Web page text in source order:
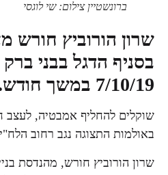
ברונשטיין צילום: שי לוגסי
שרון הורוביץ חורש
7/10/19 במשך חודש.
שוקלים להחליף אמבטיה, לעצב
באולמות התצוגה נגב רחוב הלח"י 28 בבני ברק.
שרון הורוביץ חורש, מהנדסת